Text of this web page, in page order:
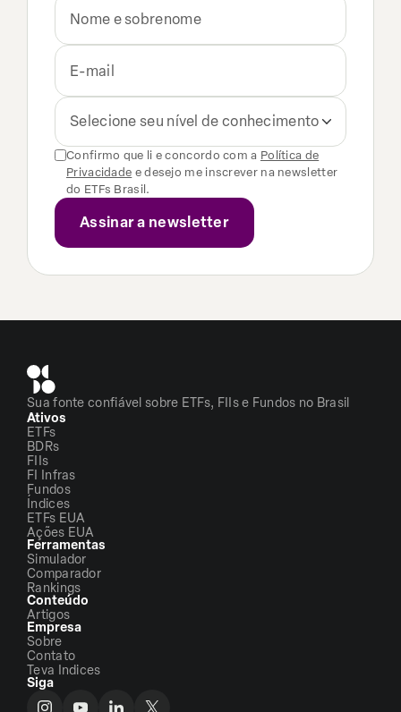
Selecione seu nível de conhecimento
Confirmo que li e concordo com a Política de
Privacidade e desejo me inscrever na newsletter
do ETFs Brasil.
Sua fonte confiável sobre ETFs, FIIs e Fundos no Brasil
Ativos
ETFs
BDRs
FIIs
FI Infras
Fundos
Índices
ETFs EUA
Ações EUA
Ferramentas
Simulador
Comparador
Rankings
Conteúdo
Artigos
Empresa
Sobre
Contato
Teva Indices
Siga